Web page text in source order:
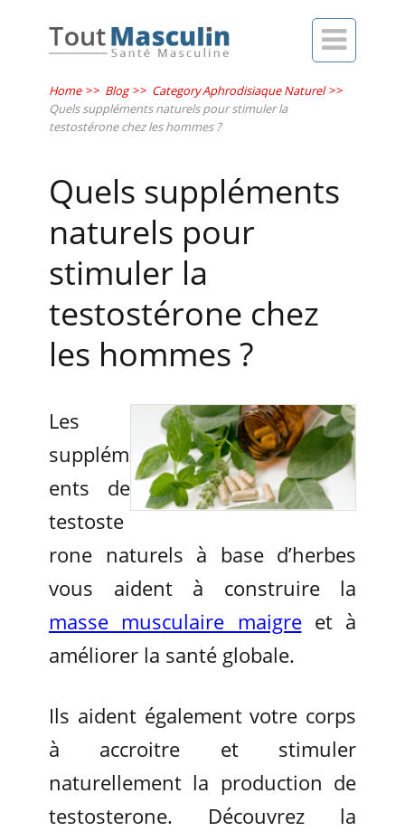

Home >> Blog >> Category Aphrodisiaque Naturel >>
Quels suppléments naturels pour stimuler la
testostérone chez les hommes ?
Quels suppléments
naturels pour
stimuler la
testostérone chez
les hommes ?
Les
supplém
ents de
testoste
rone naturels à base d’herbes
vous aident à construire la
masse musculaire maigreet à
améliorer la santé globale.
Ils aident également votre corps
à accroitre et stimuler
naturellement la production de
testosterone. Découvrez la